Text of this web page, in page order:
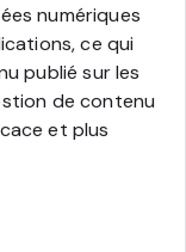
numériques
ce qui
publié sur les
de contenu
et plus